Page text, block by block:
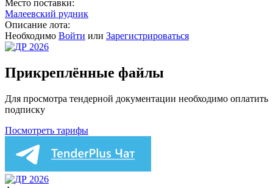
Место поставки:
Малеевский рудник
Описание лота:
Необходимо Войти или Зарегистрироваться
Прикреплённые файлы
Для просмотра тендерной документации необходимо оплатить
подписку
Посмотреть тарифы